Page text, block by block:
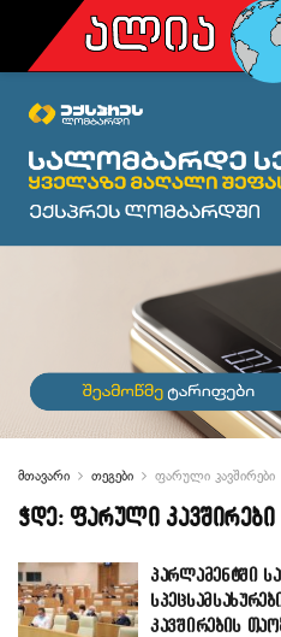
მთავარი თეგები ფარული კავშირები
ჭდე: ფარული კავშირები
პარლამენტში
კავშირების